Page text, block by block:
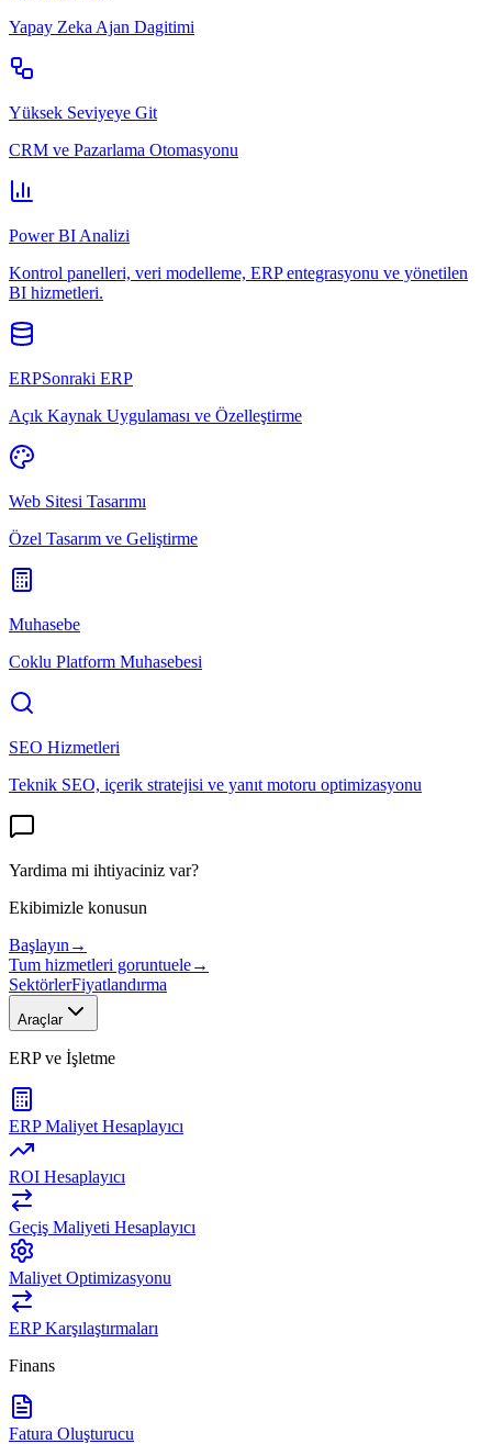
Yapay Zeka Ajan Dagitimi
Yüksek Seviyeye Git
CRM ve Pazarlama Otomasyonu
Power BI Analizi
Kontrol panelleri, veri modelleme, ERP entegrasyonu ve yönetilen
BI hizmetleri.
ERPSonraki ERP
Açık Kaynak Uygulaması ve Özelleştirme
Web Sitesi Tasarımı
Özel Tasarım ve Geliştirme
Muhasebe
Coklu Platform Muhasebesi
SEO Hizmetleri
Teknik SEO, içerik stratejisi ve yanıt motoru optimizasyonu
Yardima mi ihtiyaciniz var?
Ekibimizle konusun
Başlayın →
Tum hizmetleri goruntuele→
SektörlerFiyatlandırma
Araçlar
ERP ve İşletme
ERP Maliyet Hesaplayıcı
ROI Hesaplayıcı
Geçiş Maliyeti Hesaplayıcı
Maliyet Optimizasyonu
ERP Karşılaştırmaları
Finans
Fatura Oluşturucu